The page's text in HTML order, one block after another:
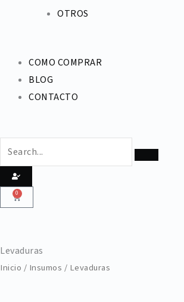
OTROS
COMO COMPRAR
BLOG
CONTACTO
0
Cart
Levaduras
Inicio / Insumos / Levaduras